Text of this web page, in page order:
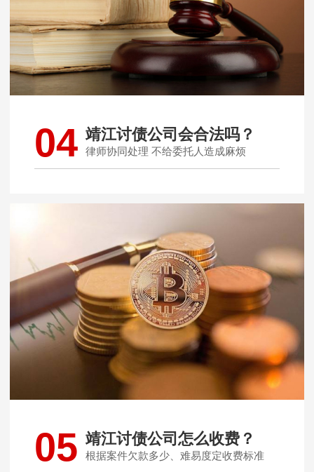
04 靖江讨债公司会合法吗？
律师协同处理 不给委托人造成麻烦
05 靖江讨债公司怎么收费？
根据案件欠款多少、难易度定收费标准